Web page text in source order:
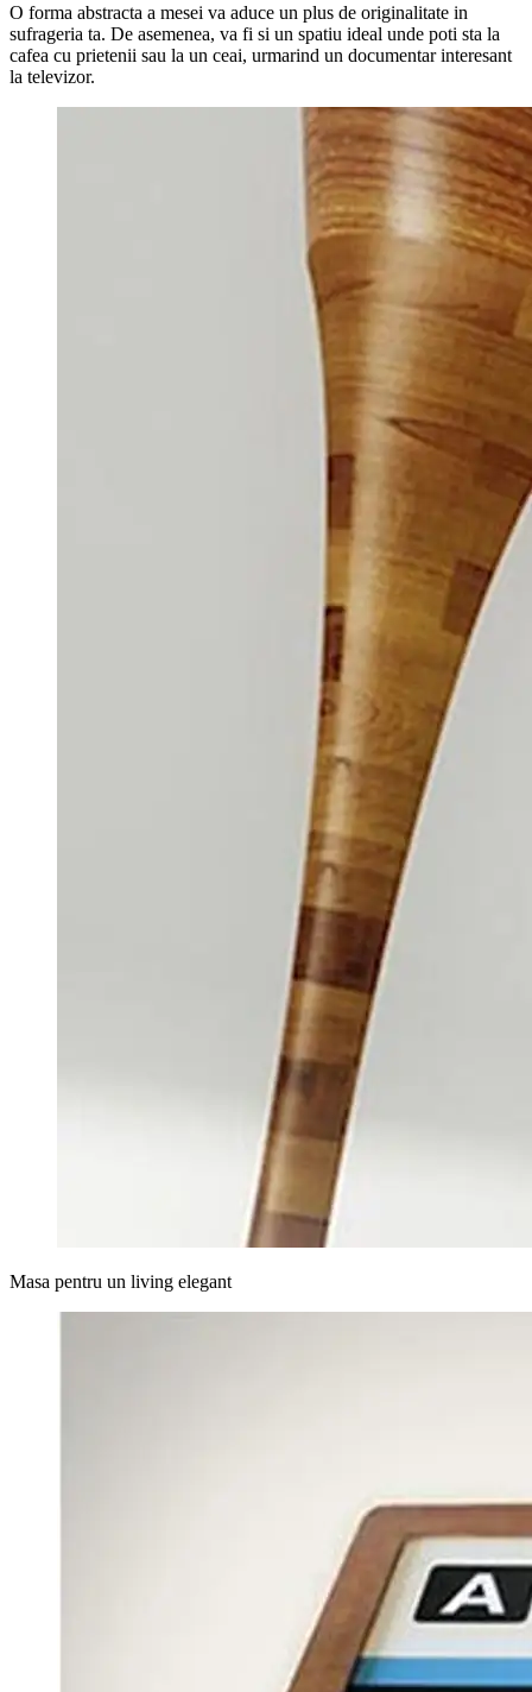
O forma abstracta a mesei va aduce un plus de originalitate in
sufrageria ta. De asemenea, va fi si un spatiu ideal unde poti sta la
cafea cu prietenii sau la un ceai, urmarind un documentar interesant
la televizor.
Masa pentru un living elegant